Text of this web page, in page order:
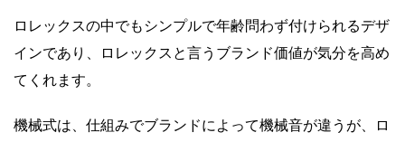
ロレックスの中でもシンプルで年齢問わず付けられるデザ
インであり、ロレックスと言うブランド価値が気分を高め
てくれます。
機械式は、仕組みでブランドによって機械音が違うが、ロ